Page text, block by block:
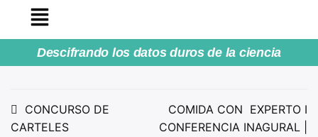
Descifrando los datos duros de la ciencia
CONCURSO DE
CARTELES
COMIDA CON EXPERTO I
CONFERENCIA INAGURAL |